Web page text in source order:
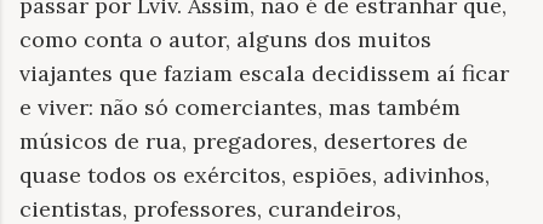
como conta o autor, alguns dos muitos
viajantes que faziam escala decidissem aí ficar
e viver: não só comerciantes, mas também
músicos de rua, pregadores, desertores de
quase todos os exércitos, espiões, adivinhos,
cientistas, professores, curandeiros,